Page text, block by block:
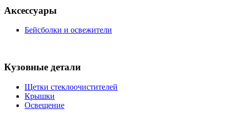
Аксессуары
Бейсболки и освежители
Кузовные детали
Щетки стеклоочистителей
Крышки
Освещение